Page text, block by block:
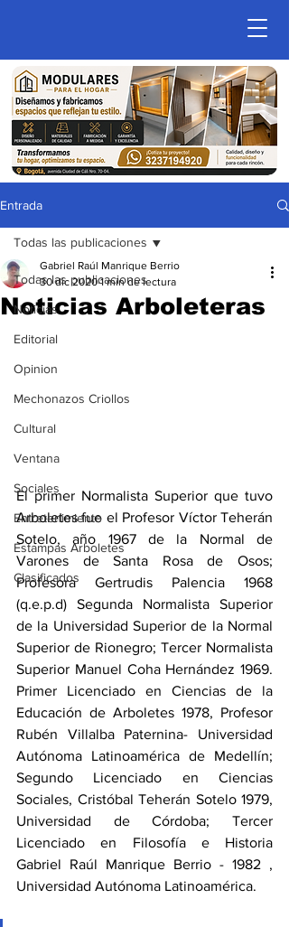
Entrada
Todas las publicaciones
Noticias
Editorial
Opinion
Mechonazos Criollos
Cultural
Ventana
Sociales
Entretenimiento
Estampas Arboletes
Clasificados
Todas las publicaciones
Noticias Arboleteras
Gabriel Raúl Manrique Berrio
30 dic 2020 1 min de lectura
El primer Normalista Superior que tuvo
Arboletes fue el Profesor Víctor Teherán
Sotelo, año 1967 de la Normal de
Varones de Santa Rosa de Osos;
Profesora Gertrudis Palencia 1968
(q.e.p.d) Segunda Normalista Superior
de la Universidad Superior de la Normal
Superior de Rionegro; Tercer Normalista
Superior Manuel Coha Hernández 1969.
Primer Licenciado en Ciencias de la
Educación de Arboletes 1978, Profesor
Rubén Villalba Paternina- Universidad
Autónoma Latinoamérica de Medellín;
Segundo Licenciado en Ciencias
Sociales, Cristóbal Teherán Sotelo 1979,
Universidad de Córdoba; Tercer
Licenciado en Filosofía e Historia
Gabriel Raúl Manrique Berrio - 1982 ,
Universidad Autónoma Latinoamérica.